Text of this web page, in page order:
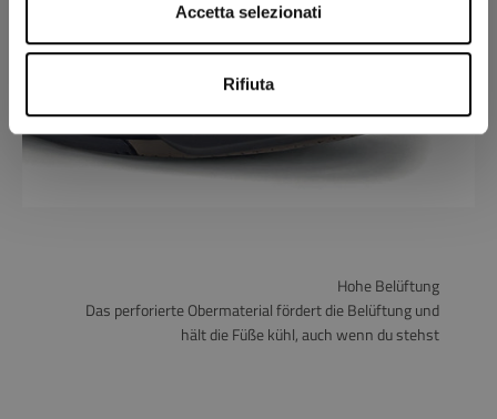
Accetta selezionati
Rifiuta
Hohe Belüftung
Das perforierte Obermaterial fördert die Belüftung und
hält die Füße kühl, auch wenn du stehst